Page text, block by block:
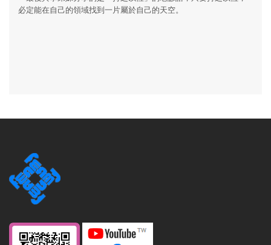
必定能在自己的領域找到一片屬於自己的天空。